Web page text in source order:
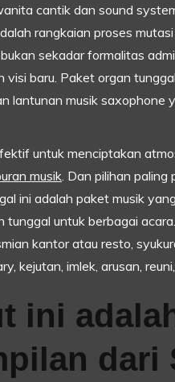
cantik dan sound
rangkaian proses
sekadar formalitas
visi baru. Paket organ
lantunan musik saxophone
untuk menciptakan
musik . Dan pilihan
ini adalah paket musik
untuk berbagai
kantor atau resto,
kejutan, imlek, arusan,
ini
dari